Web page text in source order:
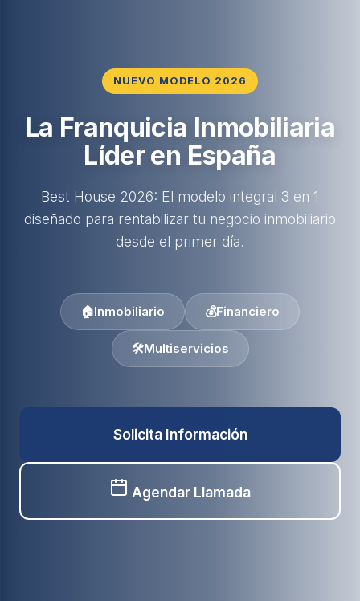
NUEVO MODELO 2026
La Franquicia Inmobiliaria
Líder en España
Best House 2026: El modelo integral 3 en 1
diseñado para rentabilizar tu negocio inmobiliario
desde el primer día.
🏠Inmobiliario 💰Financiero
🛠️Multiservicios
Solicita Información
Agendar Llamada